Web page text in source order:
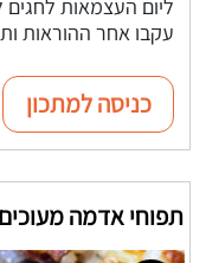
ליום העצמאות לחגים
עקבו אחר ההוראות
כניסה למתכון
תפוחי אדמה